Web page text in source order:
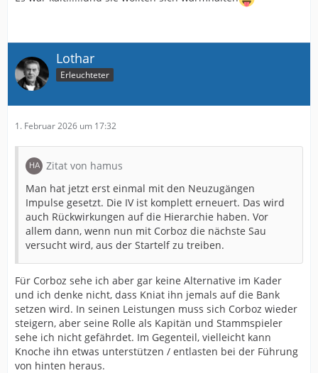
Lothar
Erleuchteter
1. Februar 2026 um 17:32
Zitat von hamus
Man hat jetzt erst einmal mit den Neuzugängen
Impulse gesetzt. Die IV ist komplett erneuert. Das wird
auch Rückwirkungen auf die Hierarchie haben. Vor
allem dann, wenn nun mit Corboz die nächste Sau
versucht wird, aus der Startelf zu treiben.
Für Corboz sehe ich aber gar keine Alternative im Kader
und ich denke nicht, dass Kniat ihn jemals auf die Bank
setzen wird. In seinen Leistungen muss sich Corboz wieder
steigern, aber seine Rolle als Kapitän und Stammspieler
sehe ich nicht gefährdet. Im Gegenteil, vielleicht kann
Knoche ihn etwas unterstützen / entlasten bei der Führung
von hinten heraus.